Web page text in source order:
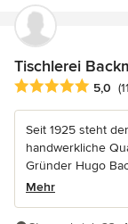
Tischlerei
Durchschnittliche
5,0
Seit 1925 steht
handwerkliche
Gründer Hugo
Mehr